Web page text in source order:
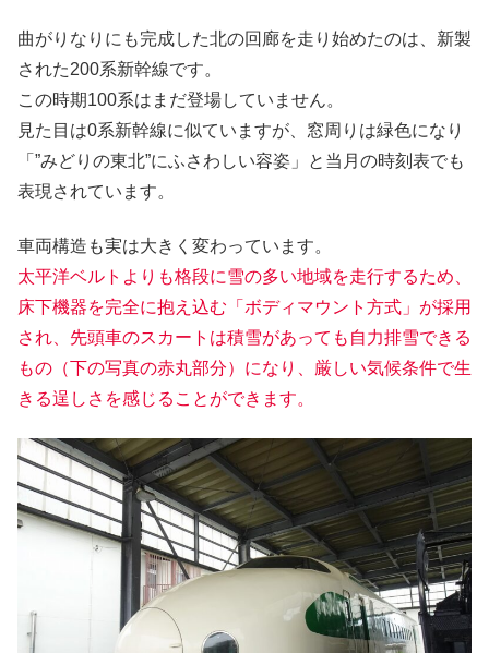
曲がりなりにも完成した北の回廊を走り始めたのは、新製
された200系新幹線です。
この時期100系はまだ登場していません。
見た目は0系新幹線に似ていますが、窓周りは緑色になり
「”みどりの東北”にふさわしい容姿」と当月の時刻表でも
表現されています。
車両構造も実は大きく変わっています。
太平洋ベルトよりも格段に雪の多い地域を走行するため、
床下機器を完全に抱え込む「ボディマウント方式」が採用
され、先頭車のスカートは積雪があっても自力排雪できる
もの（下の写真の赤丸部分）になり、厳しい気候条件で生
きる逞しさを感じることができます。